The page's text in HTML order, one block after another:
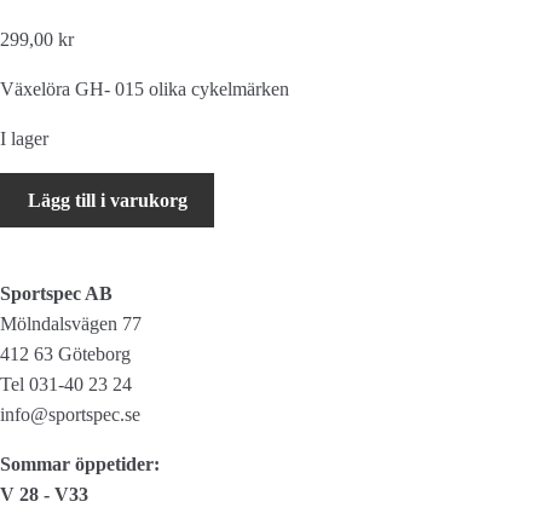
299,00 kr
Växelöra GH- 015 olika cykelmärken
I lager
Lägg till i varukorg
Sportspec AB
Mölndalsvägen 77
412 63 Göteborg
Tel 031-40 23 24
info@sportspec.se
Sommar öppetider:
V 28 - V33